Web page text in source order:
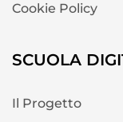
Cookie Policy
SCUOLA
Il Progetto